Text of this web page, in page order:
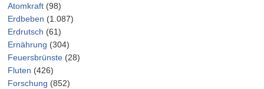
Atomkraft (98)
Erdbeben (1.087)
Erdrutsch (61)
Ernährung (304)
Feuersbrünste (28)
Fluten (426)
Forschung (852)